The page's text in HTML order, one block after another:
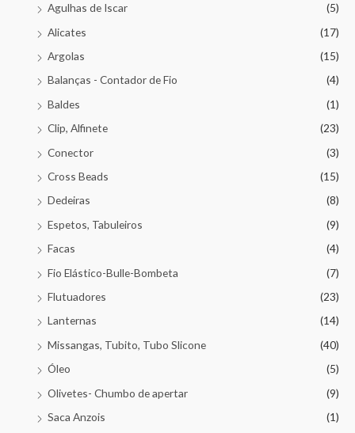
Agulhas de Iscar
(5)
Alicates
(17)
Argolas
(15)
Balanças - Contador de Fio
(4)
Baldes
(1)
Clip, Alfinete
(23)
Conector
(3)
Cross Beads
(15)
Dedeiras
(8)
Espetos, Tabuleiros
(9)
Facas
(4)
Fio Elástico-Bulle-Bombeta
(7)
Flutuadores
(23)
Lanternas
(14)
Missangas, Tubito, Tubo Slicone
(40)
Óleo
(5)
Olivetes- Chumbo de apertar
(9)
Saca Anzois
(1)